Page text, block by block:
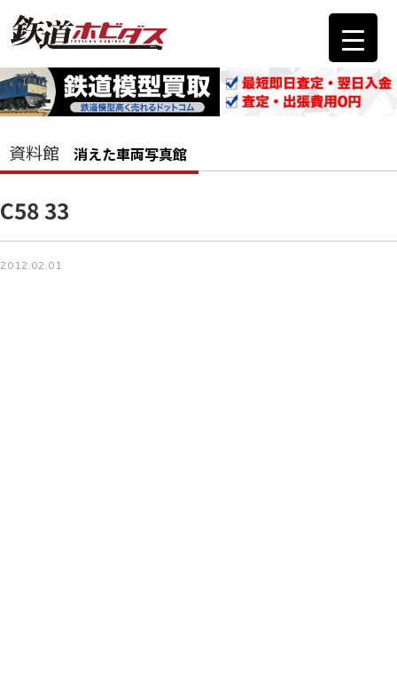
資料館 消えた車両写真館
C58 33
2012.02.01